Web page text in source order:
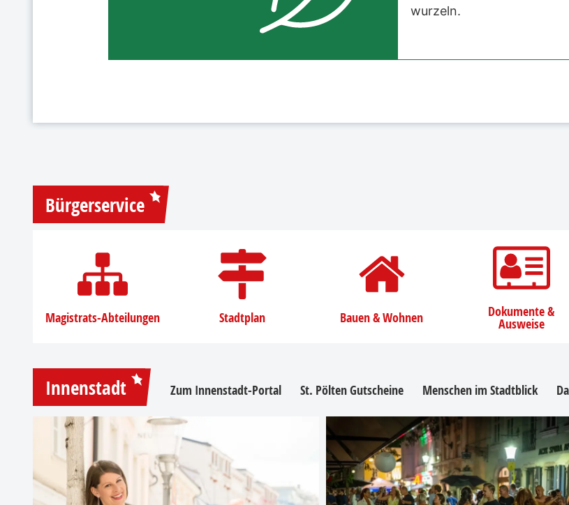
wurzeln.
Bürgerservice
Magistrats-Abteilungen Stadtplan Bauen & Wohnen Dokumente &
Ausweise
Innenstadt Zum Innenstadt-Portal St. Pölten Gutscheine Menschen im Stadtblick